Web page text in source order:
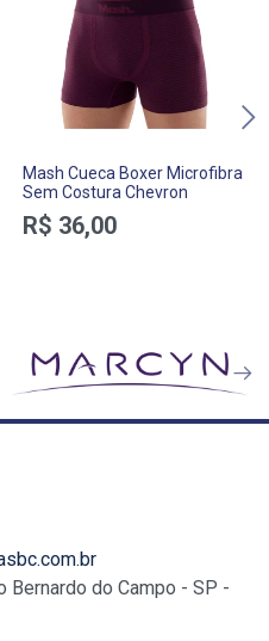
Mash Cueca Boxer Microfibra
Sem Costura Chevron
R$ 36,00
Bernardo do Campo - SP -